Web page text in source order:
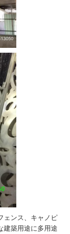
ェンス、キャノピ
建築用途に多用途